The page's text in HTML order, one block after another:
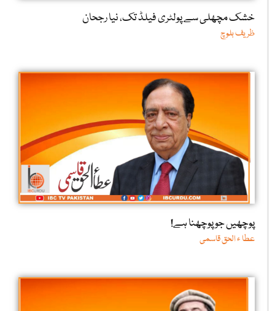
خشک مچھلی سے پولٹری فیلڈ تک، نیا رجحان
ظریف بلوچ
پوچھیں جو پوچھنا ہے!
عطا ء الحق قاسمی